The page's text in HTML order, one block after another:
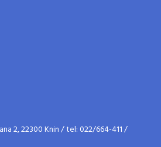
2, 22300 Knin / tel: 022/664-411 /